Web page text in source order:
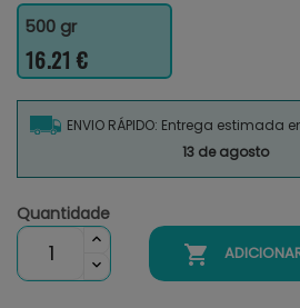
500 gr
16.21 €
ENVIO RÁPIDO: Entrega estimada
13 de agosto
Quantidade
